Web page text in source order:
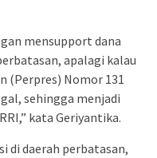
mensupport dana
apalagi kalau
(Perpres) Nomor 131
sehingga menjadi
kata Geriyantika.
di daerah perbatasan,